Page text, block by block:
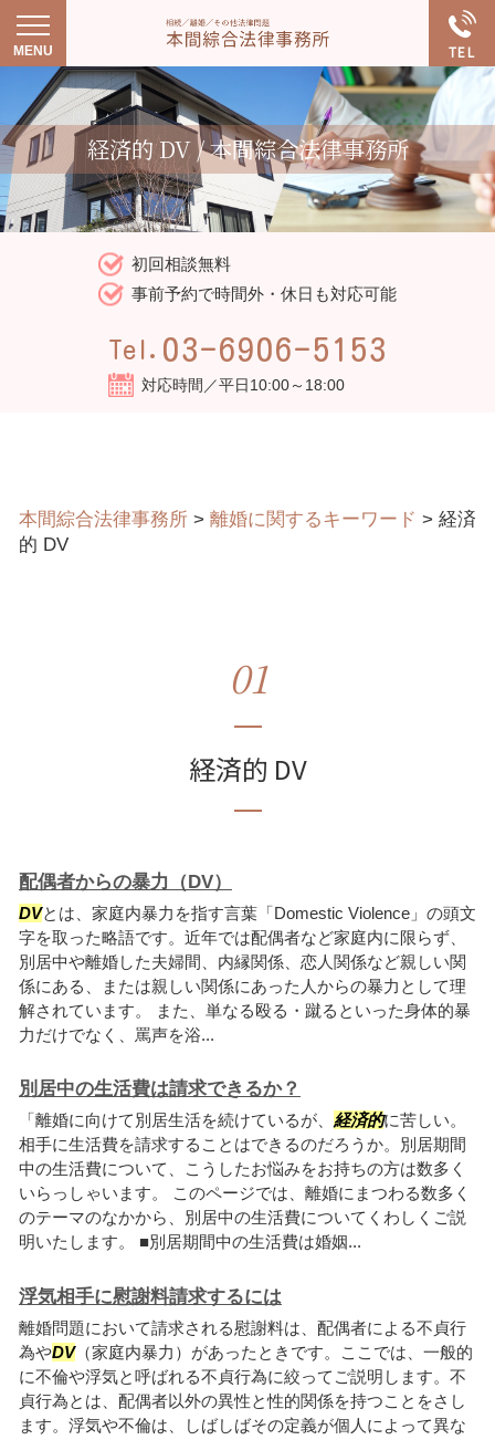
経済的 DV / 本間綜合法律事務所
初回相談無料
事前予約で時間外・休日も対応可能
Tel. 03-6906-5153
対応時間／平日10:00～18:00
本間綜合法律事務所 > 離婚に関するキーワード > 経済
的 DV
01
経済的 DV
配偶者からの暴力（DV）
DVとは、家庭内暴力を指す言葉「Domestic Violence」の頭文
字を取った略語です。近年では配偶者など家庭内に限らず、
別居中や離婚した夫婦間、内縁関係、恋人関係など親しい関
係にある、または親しい関係にあった人からの暴力として理
解されています。 また、単なる殴る・蹴るといった身体的暴
力だけでなく、罵声を浴...
別居中の生活費は請求できるか？
「離婚に向けて別居生活を続けているが、 経済的に苦しい。
相手に生活費を請求することはできるのだろうか。別居期間
中の生活費について、こうしたお悩みをお持ちの方は数多く
いらっしゃいます。 このページでは、離婚にまつわる数多く
のテーマのなかから、別居中の生活費についてくわしくご説
明いたします。 ■別居期間中の生活費は婚姻...
浮気相手に慰謝料請求するには
離婚問題において請求される慰謝料は、配偶者による不貞行
為やDV（家庭内暴力）があったときです。ここでは、一般的
に不倫や浮気と呼ばれる不貞行為に絞ってご説明します。不
貞行為とは、配偶者以外の異性と性的関係を持つことをさし
ます。浮気や不倫は、しばしばその定義が個人によって異な